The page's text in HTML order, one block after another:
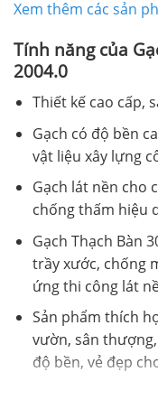
Xem thêm các sản
Tính năng của
2004.0
Thiết kế cao cấp,
Gạch có độ bền
vật liệu xây lựng
Gạch lát nền cho
chống thấm hiệu
Gạch Thạch Bàn
trầy xước, chống
ứng thi công lát
Sản phẩm thích
vườn, sân
độ bền, vẻ đẹp